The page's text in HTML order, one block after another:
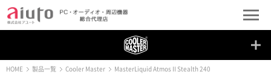
HOME 製品一覧 Cooler Master MasterLiquid Atmos II Stealth 240